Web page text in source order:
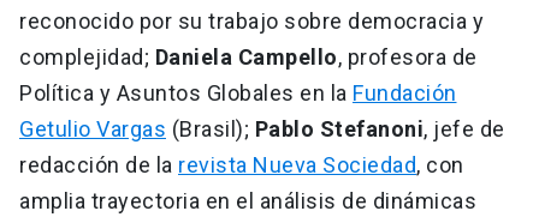
reconocido por su trabajo sobre democracia y
complejidad; Daniela Campello, profesora de
Política y Asuntos Globales en la Fundación
Getulio Vargas (Brasil); Pablo Stefanoni, jefe de
redacción de la revista Nueva Sociedad, con
amplia trayectoria en el análisis de dinámicas